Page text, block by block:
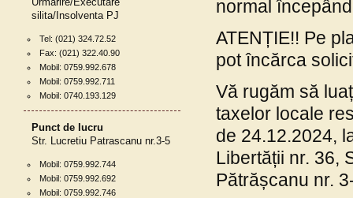
silita/Insolventa PJ
Tel: (021) 324.72.52
Fax: (021) 322.40.90
Mobil: 0759.992.678
Mobil: 0759.992.711
Mobil: 0740.193.129
Punct de lucru
Str. Lucretiu Patrascanu nr.3-5
Mobil: 0759.992.744
Mobil: 0759.992.692
Mobil: 0759.992.746
normal
ATENȚIE!! Pe
pot încărca
Vă rugăm să
taxelor locale
de 24.12.2024,
Libertății nr. 36,
Pătrășcanu nr.